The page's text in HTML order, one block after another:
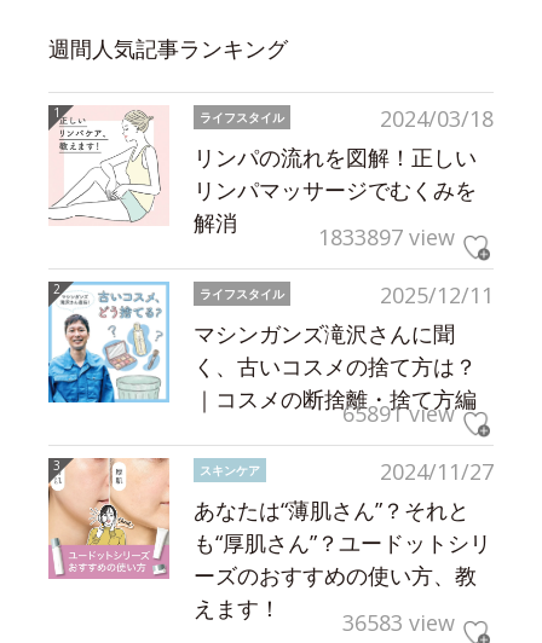
週間人気記事ランキング
2024/03/18
ライフスタイル
リンパの流れを図解！正しい
リンパマッサージでむくみを
解消
1833897 view
2025/12/11
ライフスタイル
マシンガンズ滝沢さんに聞
く、古いコスメの捨て方は？
｜コスメの断捨離・捨て方編
65891 view
2024/11/27
スキンケア
あなたは“薄肌さん”？それと
も“厚肌さん”？ユードットシリ
ーズのおすすめの使い方、教
えます！
36583 view